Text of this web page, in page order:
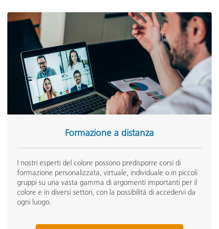
Formazione a distanza
I nostri esperti del colore possono predisporre corsi di
formazione personalizzata, virtuale, individuale o in piccoli
gruppi su una vasta gamma di argomenti importanti per il
colore e in diversi settori, con la possibilità di accedervi da
ogni luogo.